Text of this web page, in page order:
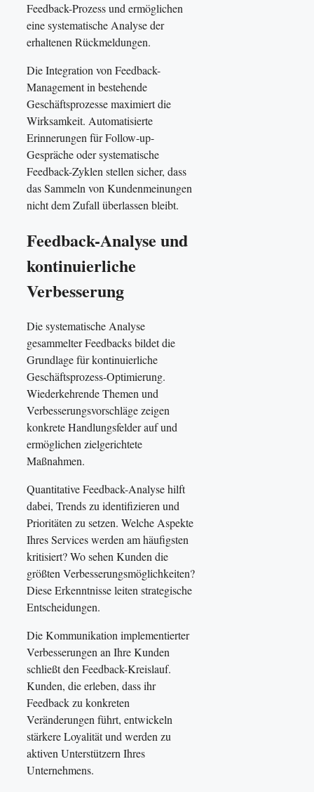
Feedback-Prozess und ermöglichen
eine systematische Analyse der
erhaltenen Rückmeldungen.
Die Integration von Feedback-
Management in bestehende
Geschäftsprozesse maximiert die
Wirksamkeit. Automatisierte
Erinnerungen für Follow-up-
Gespräche oder systematische
Feedback-Zyklen stellen sicher, dass
das Sammeln von Kundenmeinungen
nicht dem Zufall überlassen bleibt.
Feedback-Analyse und
kontinuierliche
Verbesserung
Die systematische Analyse
gesammelter Feedbacks bildet die
Grundlage für kontinuierliche
Geschäftsprozess-Optimierung.
Wiederkehrende Themen und
Verbesserungsvorschläge zeigen
konkrete Handlungsfelder auf und
ermöglichen zielgerichtete
Maßnahmen.
Quantitative Feedback-Analyse hilft
dabei, Trends zu identifizieren und
Prioritäten zu setzen. Welche Aspekte
Ihres Services werden am häufigsten
kritisiert? Wo sehen Kunden die
größten Verbesserungsmöglichkeiten?
Diese Erkenntnisse leiten strategische
Entscheidungen.
Die Kommunikation implementierter
Verbesserungen an Ihre Kunden
schließt den Feedback-Kreislauf.
Kunden, die erleben, dass ihr
Feedback zu konkreten
Veränderungen führt, entwickeln
stärkere Loyalität und werden zu
aktiven Unterstützern Ihres
Unternehmens.